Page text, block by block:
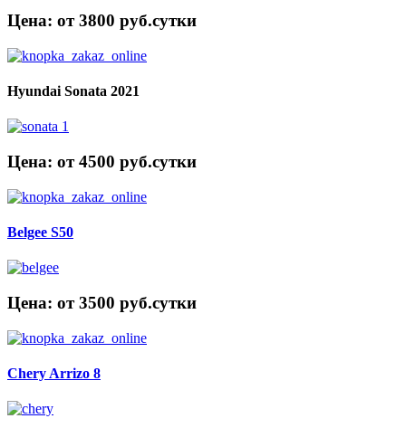
Цена: от 3800 руб.cутки
Hyundai Sonata 2021
Цена: от 4500 руб.cутки
Belgee S50
Цена: от 3500 руб.cутки
Chery Arrizo 8